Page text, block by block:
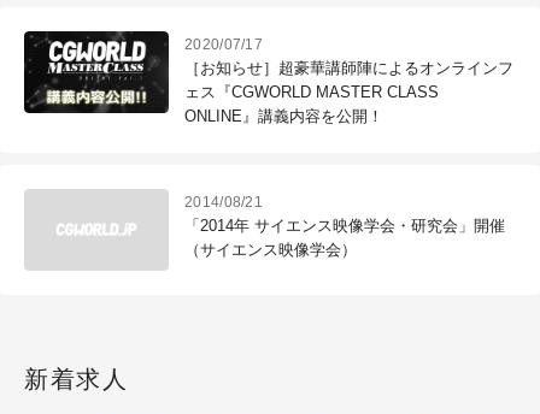
2020/07/17
［お知らせ］超豪華講師陣によるオンラインフ
ェス『CGWORLD MASTER CLASS
ONLINE』講義内容を公開！
2014/08/21
「2014年 サイエンス映像学会・研究会」開催
（サイエンス映像学会）
新着求人